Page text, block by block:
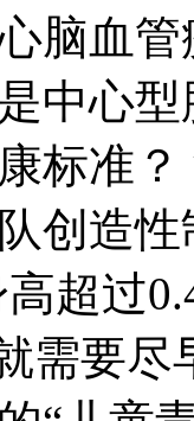
脑血
中心
标准
创造
超过
需要